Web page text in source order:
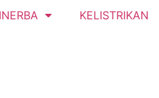
KELISTRIKAN